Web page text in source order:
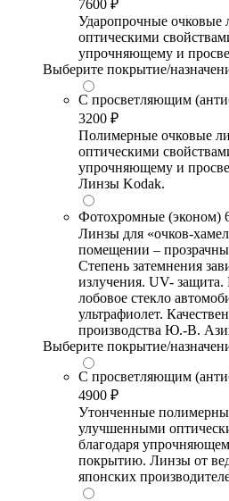
7600 ₽
Ударопрочные
оптическими
упрочняющему и
Выберите покрытие/
С просветляющим
3200 ₽
Полимерные очковые
оптическими
упрочняющему и
Линзы Kodak.
Фотохромные (эконом)
Линзы для «очков-
помещении –
Степень затемнения
излучения. UV-
лобовое стекло
ультрафиолет.
производства Ю.-В.
Выберите покрытие/
С просветляющим
4900 ₽
Утонченные
улучшенными
благодаря
покрытию. Линзы от
японских